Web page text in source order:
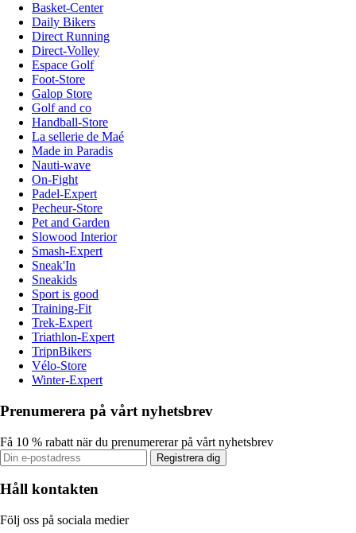
Basket-Center
Daily Bikers
Direct Running
Direct-Volley
Espace Golf
Foot-Store
Galop Store
Golf and co
Handball-Store
La sellerie de Maé
Made in Paradis
Nauti-wave
On-Fight
Padel-Expert
Pecheur-Store
Pet and Garden
Slowood Interior
Smash-Expert
Sneak'In
Sneakids
Sport is good
Training-Fit
Trek-Expert
Triathlon-Expert
TripnBikers
Vélo-Store
Winter-Expert
Prenumerera på vårt nyhetsbrev
Få 10 % rabatt när du prenumererar på vårt nyhetsbrev
Registrera dig
Håll kontakten
Följ oss på sociala medier